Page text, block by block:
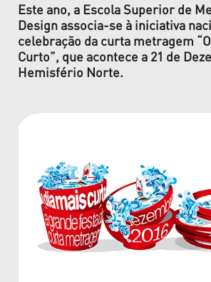
Este ano, a Escola Superior de
Design associa-se à iniciativa
celebração da curta metragem
Curto”, que acontece a 21 de
Hemisfério Norte.